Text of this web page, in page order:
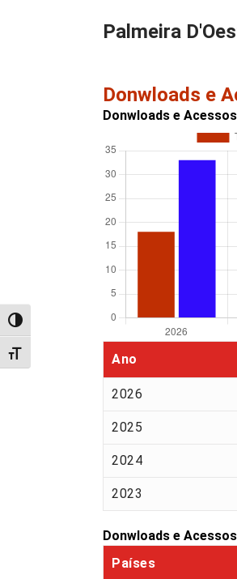
Alternar alto contraste
Alternar tamanho da fonte
Palmeira
Donwloads e
Donwloads e
Ano
2026
2025
2024
2023
Donwloads e
Países